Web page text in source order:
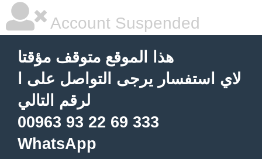
Account Suspended
هذا الموقع متوقف مؤقتا
لاي استفسار يرجى التواصل على ا
لرقم التالي
00963 93 22 69 333
WhatsApp